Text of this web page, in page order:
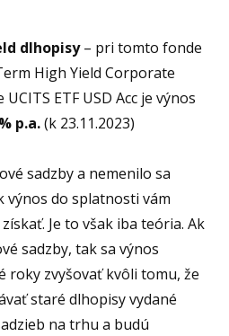
dlhopisy– pri tomto fonde
High Yield Corporate
ETF USD Acc je výnos
p.a.(k 23.11.2023)
sadzby a nemenilo sa
do splatnosti vám
Je to však iba teória. Ak
sadzby, tak sa výnos
roky zvyšovať kvôli tomu, že
staré dlhopisy vydané
na trhu a budú